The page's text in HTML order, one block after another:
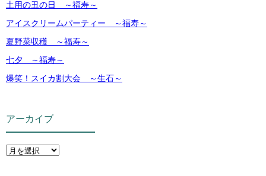
土用の丑の日 ～福寿～
アイスクリームパーティー ～福寿～
夏野菜収穫 ～福寿～
七夕 ～福寿～
爆笑！スイカ割大会 ～生石～
アーカイブ